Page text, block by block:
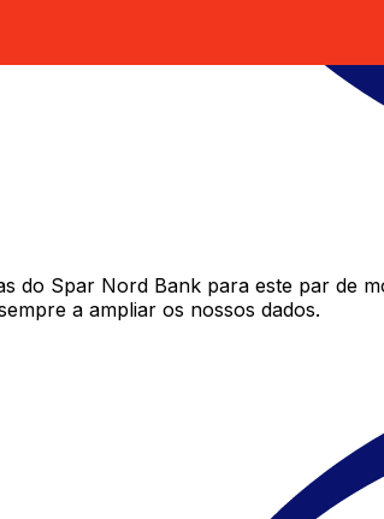
do Spar Nord Bank para este par de
a ampliar os nossos dados.